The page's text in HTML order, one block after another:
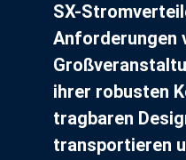
SX-
Anforderungen
ihrer robusten
tragbaren
transportieren